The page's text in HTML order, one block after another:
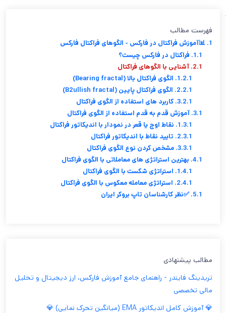
فهرست مطالب
1. 📊آموزش فراکتال در فارکس - الگوهای فراکتال فارکس
1.1. فراکتال در فارکس چیست؟
2.1. آشنایی با الگوهای فراکتال
1.2.1. الگوی فراکتال بالا (Bearing fractal)
2.2.1. الگوی فراکتال پایین (B2ullish fractal)
3.2.1. کاربرد های استفاده از الگوی فراکتال
3.1. آموزش قدم به قدم استفاده از الگوی فراکتال
1.3.1. نقاط اوج یا قعر در نمودار با اندیکاتور فراکتال
2.3.1. تایید نقاط با اندیکاتور فراکتال
3.3.1. مشخص کردن نوع الگوی فراکتال
4.1. بهترین استراتژی های معاملاتی با الگوی فراکتال
1.4.1. استراتژی شکست با الگوی فراکتال
2.4.1. استراتژی معامله معکوس با الگوی فراکتال
5.1. ✅نظر کارشناسان تاپ بروکر ایران
مطالب پیشنهادی
تریدینگ فایندر - راهنمای جامع آموزش فارکس، ارز دیجیتال و تحلیل
مالی تخصصی
💎 آموزش کامل اندیکاتور EMA (میانگین تحرک نمایی) 💎